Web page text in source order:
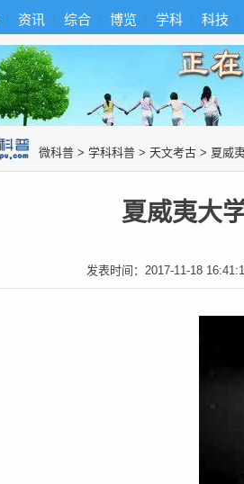
资讯 综合 博览 学科 科技
微科普 > 学科科普 > 天文考古 > 夏威
夏威夷大
发表时间： 2017-11-18